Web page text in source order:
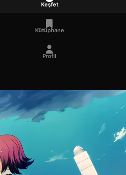
Keşfet
Kütüphane
Profil